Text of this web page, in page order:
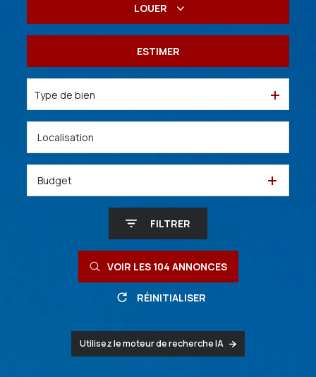
De l'immo pro
LOUER
De l'immo pro
ESTIMER
Type de bien
Budget
FILTRER
VOIR LES 104 ANNONCES
RÉINITIALISER
Utilisez le moteur de recherche IA